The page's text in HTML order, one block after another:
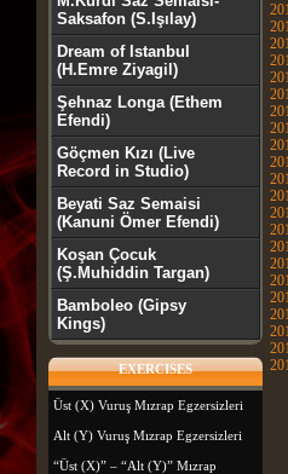
Saksafon (S.Işılay)
Dream of Istanbul
(H.Emre Ziyagil)
Şehnaz Longa (Ethem
Efendi)
Göçmen Kızı (Live
Record in Studio)
Beyati Saz Semaisi
(Kanuni Ömer Efendi)
Koşan Çocuk
(Ş.Muhiddin Targan)
Bamboleo (Gipsy
Kings)
EXERCISES
Üst (X) Vuruş Mızrap Egzersizleri
Alt (Y) Vuruş Mızrap Egzersizleri
“Üst (X)” – “Alt (Y)” Mızrap